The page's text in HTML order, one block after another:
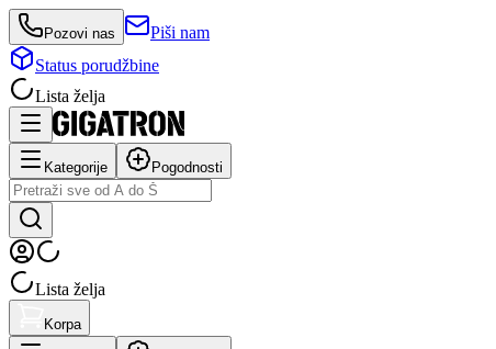
Pozovi nas
Piši nam
Status porudžbine
Lista želja
Kategorije Pogodnosti
Lista želja
Korpa